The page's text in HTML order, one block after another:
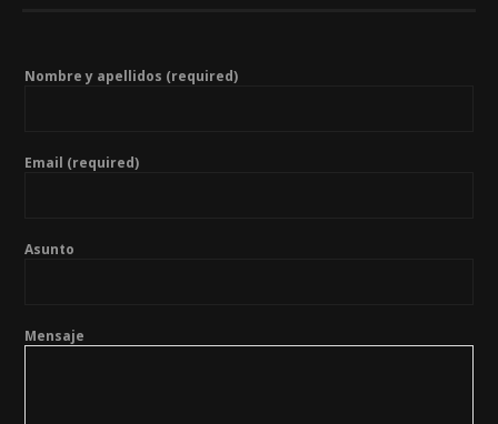
Nombre y apellidos (required)
Email (required)
Asunto
Mensaje